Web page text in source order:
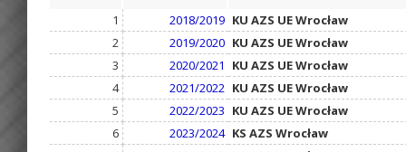
1
2018/2019 KU AZS UE Wrocław
2
2019/2020 KU AZS UE Wrocław
3
2020/2021
KU AZS UE Wrocław
4
2021/2022 KU AZS UE Wrocław
5
2022/2023 KU AZS UE Wrocław
6
2023/2024 KS AZS Wrocław